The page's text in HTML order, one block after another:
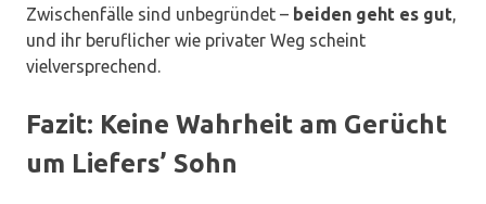
Zwischenfälle sind unbegründet – beiden geht es gut,
und ihr beruflicher wie privater Weg scheint
vielversprechend.
Fazit: Keine Wahrheit am Gerücht
um Liefers’ Sohn